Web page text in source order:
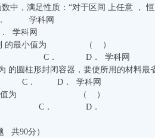
函数中，满足性质：“对于区间 上
学科网
科网
则 的最小值为 （ ）
C． D． 学科网
为 的圆柱形封闭容器，要使所用的材
． D． 学科网
最大值为 （ ）
C． D．
共90分）